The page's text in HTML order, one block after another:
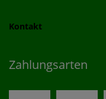
Kontakt
Zahlungsarten